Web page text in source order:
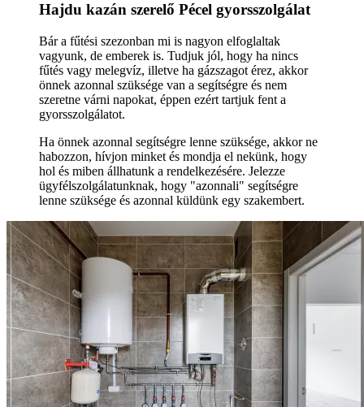
Hajdu kazán szerelő Pécel gyorsszolgálat
Bár a fűtési szezonban mi is nagyon elfoglaltak
vagyunk, de emberek is. Tudjuk jól, hogy ha nincs
fűtés vagy melegvíz, illetve ha gázszagot érez, akkor
önnek azonnal szüksége van a segítségre és nem
szeretne várni napokat, éppen ezért tartjuk fent a
gyorsszolgálatot.
Ha önnek azonnal segítségre lenne szüksége, akkor ne
habozzon, hívjon minket és mondja el nekünk, hogy
hol és miben állhatunk a rendelkezésére. Jelezze
ügyfélszolgálatunknak, hogy "azonnali" segítségre
lenne szüksége és azonnal küldünk egy szakembert.